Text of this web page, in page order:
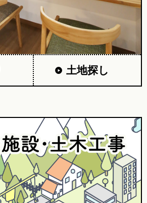
土地探し